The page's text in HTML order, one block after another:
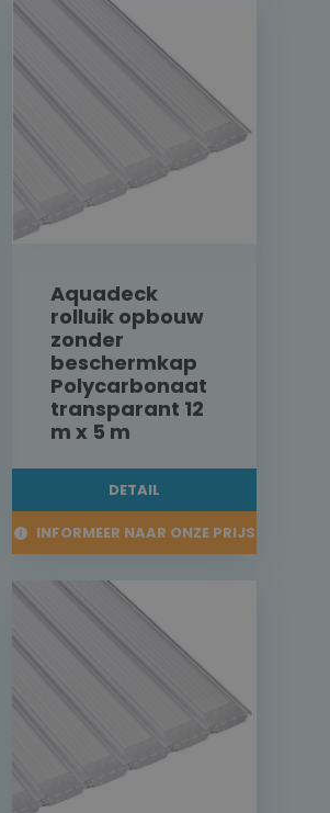
Aquadeck
rolluik opbouw
zonder
beschermkap
Polycarbonaat
transparant 12
m x 5 m
DETAIL
INFORMEER NAAR ONZE PRIJS